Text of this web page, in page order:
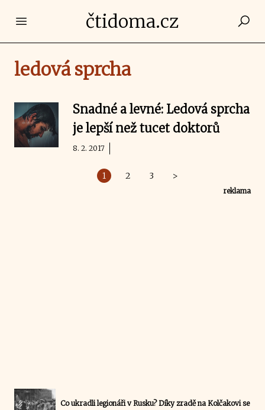
Open main menučtidoma.cz
ledová sprcha
Snadné a levné: Ledová sprcha
je lepší než tucet doktorů
8. 2. 2017
1 2 3 >
reklama
Co ukradli legionáři v Rusku? Díky zradě na Kolčakovi se